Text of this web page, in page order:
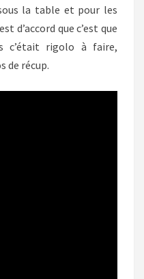
la table et pour les
d’accord que c’est que
c’était rigolo à faire,
de récup.